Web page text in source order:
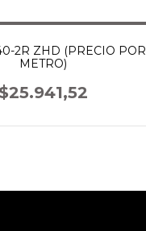
2R ZHD (PRECIO POR
METRO)
$25.941,52